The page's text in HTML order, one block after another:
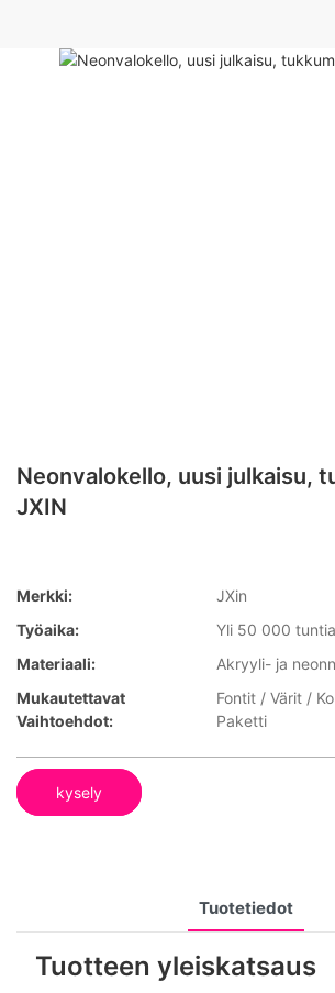
Neonvalokello, uusi julkaisu,
JXIN
Merkki:
JXin
Työaika:
Yli 50 000 tuntia
Materiaali:
Akryyli- ja
Mukautettavat
Vaihtoehdot:
Fontit / Värit /
Paketti
kysely
Tuotetiedot
Tuotteen yleiskatsaus